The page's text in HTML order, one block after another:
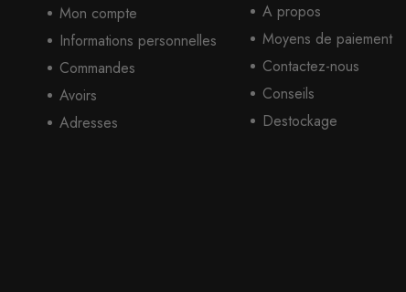
Mon compte
Informations personnelles
Commandes
Avoirs
Adresses
A propos
Moyens de paiement
Contactez-nous
Conseils
Destockage